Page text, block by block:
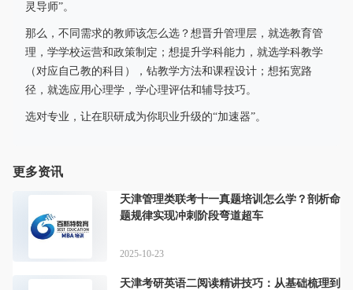
灵导师”。
那么，不同需求的教师该怎么选？想晋升管理层，就选教育管
理，学学校运营和政策制定；想提升学科能力，就选学科教学
（对应自己教的科目），钻教学方法和课程设计；想拓宽路
径，就选应用心理学，学心理评估和辅导技巧。
选对专业，让在职研成为你职业升级的“加速器”。
更多资讯
天津管理类联考十一真题培训怎么学？剖析命
题规律实现冲刺阶段弯道超车
2025-10-23
天津考研英语二阅读精讲技巧：从基础梳理到